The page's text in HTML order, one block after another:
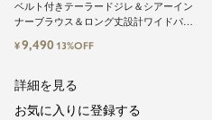
ベルト付きテーラードジレ＆シアーイン
ナーブラウス＆ロング丈設計ワイドパン
¥9,490 13%OFF
詳細を見る
お気に入りに登録する